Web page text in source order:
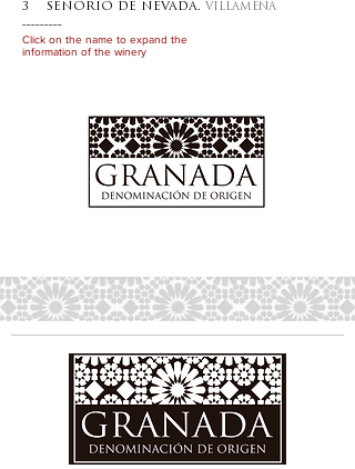
3 SEÑORIO DE NEVADA. VILLAMENA
---------
Click on the name to expand the
information of the winery